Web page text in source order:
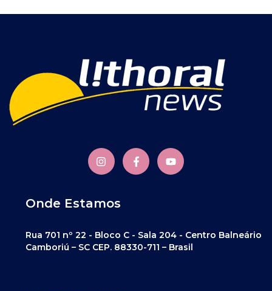
Onde Estamos
Rua 701 nº 22 - Bloco C - Sala 204 - Centro Balneário
Camboriú – SC CEP. 88330-711 – Brasil